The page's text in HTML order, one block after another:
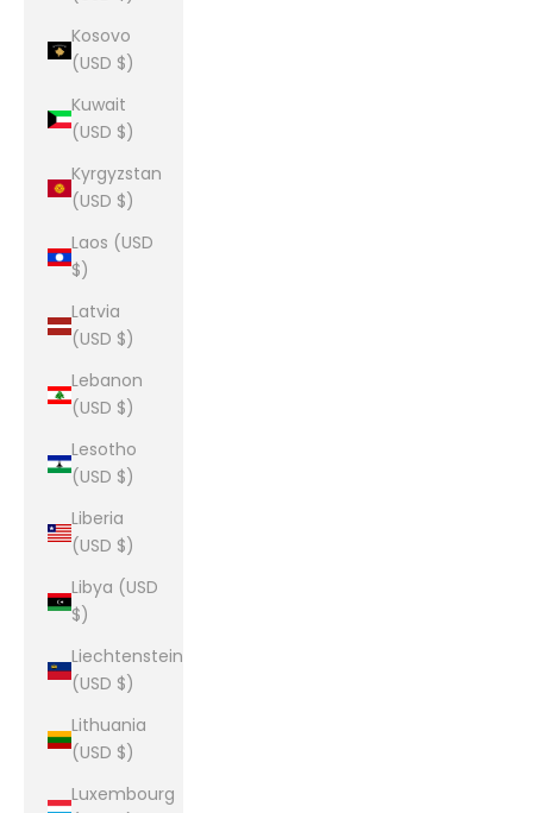
Kosovo
(USD $)
Kuwait
(USD $)
Kyrgyzstan
(USD $)
Laos (USD
$)
Latvia
(USD $)
Lebanon
(USD $)
Lesotho
(USD $)
Liberia
(USD $)
Libya (USD
$)
Liechtenstein
(USD $)
Lithuania
(USD $)
Luxembourg